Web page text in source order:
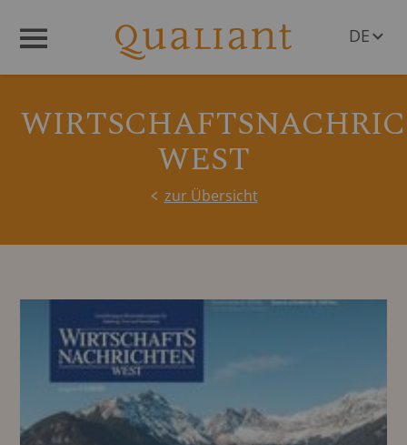
DE
WEST
zur Übersicht